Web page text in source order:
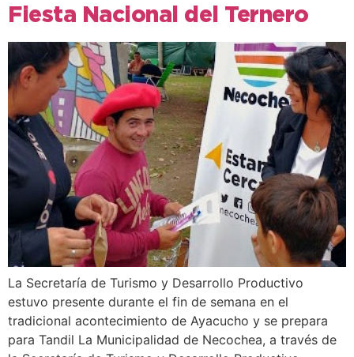
Fiesta Nacional del Ternero
La Secretaría de Turismo y Desarrollo Productivo
estuvo presente durante el fin de semana en el
tradicional acontecimiento de Ayacucho y se prepara
para Tandil La Municipalidad de Necochea, a través de